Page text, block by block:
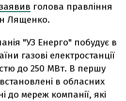
голова правління
Лященко.
"УЗ Енерго" побудує в
газові електростанції
до 250 МВт. В першу
в обласних
до мереж компанії, які